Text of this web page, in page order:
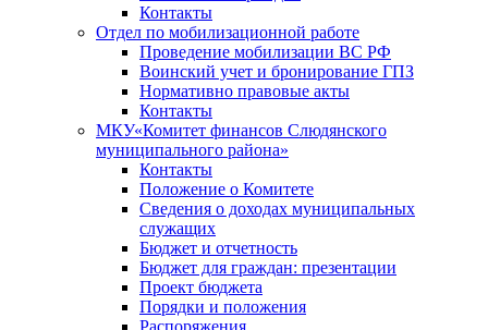
Контакты
Отдел по мобилизационной работе
Проведение мобилизации ВС РФ
Воинский учет и бронирование ГПЗ
Нормативно правовые акты
Контакты
МКУ«Комитет финансов Слюдянского
муниципального района»
Контакты
Положение о Комитете
Сведения о доходах муниципальных
служащих
Бюджет и отчетность
Бюджет для граждан: презентации
Проект бюджета
Порядки и положения
Распоряжения